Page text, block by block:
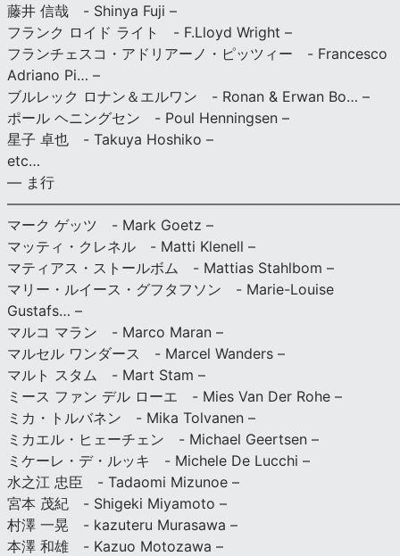
藤井 信哉 - Shinya Fuji –
フランク ロイド ライト - F.Lloyd Wright –
フランチェスコ・アドリアーノ・ピッツィー - Francesco
Adriano Pi… –
ブルレック ロナン＆エルワン - Ronan & Erwan Bo… –
ポール ヘニングセン - Poul Henningsen –
星子 卓也 - Takuya Hoshiko –
etc…
— ま行
マーク ゲッツ - Mark Goetz –
マッティ・クレネル - Matti Klenell –
マティアス・ストールボム - Mattias Stahlbom –
マリー・ルイース・グフタフソン - Marie-Louise
Gustafs… –
マルコ マラン - Marco Maran –
マルセル ワンダース - Marcel Wanders –
マルト スタム - Mart Stam –
ミース ファン デル ローエ - Mies Van Der Rohe –
ミカ・トルバネン - Mika Tolvanen –
ミカエル・ヒェーチェン - Michael Geertsen –
ミケーレ・デ・ルッキ - Michele De Lucchi –
水之江 忠臣 - Tadaomi Mizunoe –
宮本 茂紀 - Shigeki Miyamoto –
村澤 一晃 - kazuteru Murasawa –
本澤 和雄 - Kazuo Motozawa –